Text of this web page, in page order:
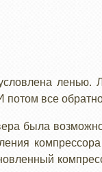
ленью.
потом все
была